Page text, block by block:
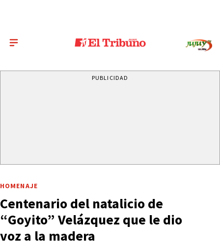
PUBLICIDAD
HOMENAJE
Centenario del natalicio de
“Goyito” Velázquez que le dio
voz a la madera